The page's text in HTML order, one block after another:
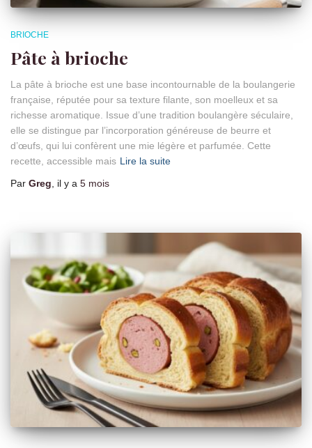
BRIOCHE
Pâte à brioche
La pâte à brioche est une base incontournable de la boulangerie
française, réputée pour sa texture filante, son moelleux et sa
richesse aromatique. Issue d’une tradition boulangère séculaire,
elle se distingue par l’incorporation généreuse de beurre et
d’œufs, qui lui confèrent une mie légère et parfumée. Cette
recette, accessible mais Lire la suite
Par Greg, il y a 5 mois